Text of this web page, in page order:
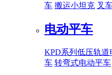
车 搬运小坦克 叉
电动平车
KPD系列低压轨道
车 转弯式电动平车